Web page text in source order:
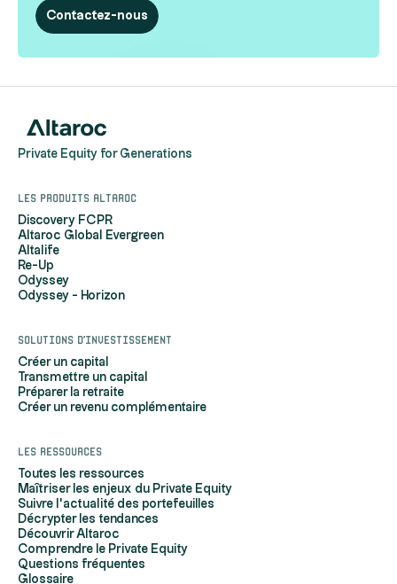
Contactez-nous
Private Equity for Generations
Les produits Altaroc
Discovery FCPR
Altaroc Global Evergreen
Altalife
Re-Up
Odyssey
Odyssey - Horizon
Solutions d'investissement
Créer un capital
Transmettre un capital
Préparer la retraite
Créer un revenu complémentaire
Les ressources
Toutes les ressources
Maîtriser les enjeux du Private Equity
Suivre l'actualité des portefeuilles
Décrypter les tendances
Découvrir Altaroc
Comprendre le Private Equity
Questions fréquentes
Glossaire